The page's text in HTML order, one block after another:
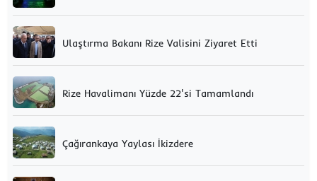
Ulaştırma Bakanı Rize Valisini Ziyaret Etti
Rize Havalimanı Yüzde 22'si Tamamlandı
Çağırankaya Yaylası İkizdere